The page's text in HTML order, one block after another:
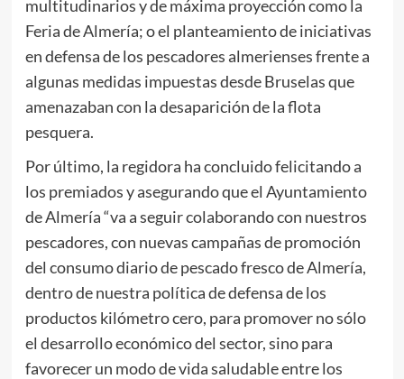
multitudinarios y de máxima proyección como la
Feria de Almería; o el planteamiento de iniciativas
en defensa de los pescadores almerienses frente a
algunas medidas impuestas desde Bruselas que
amenazaban con la desaparición de la flota
pesquera.
Por último, la regidora ha concluido felicitando a
los premiados y asegurando que el Ayuntamiento
de Almería “va a seguir colaborando con nuestros
pescadores, con nuevas campañas de promoción
del consumo diario de pescado fresco de Almería,
dentro de nuestra política de defensa de los
productos kilómetro cero, para promover no sólo
el desarrollo económico del sector, sino para
favorecer un modo de vida saludable entre los